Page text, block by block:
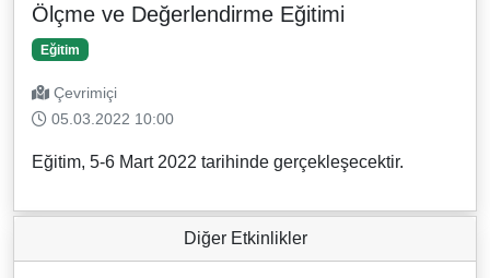
Ölçme ve Değerlendirme Eğitimi
Eğitim
Çevrimiçi
05.03.2022 10:00
Eğitim, 5-6 Mart 2022 tarihinde gerçekleşecektir.
Diğer Etkinlikler